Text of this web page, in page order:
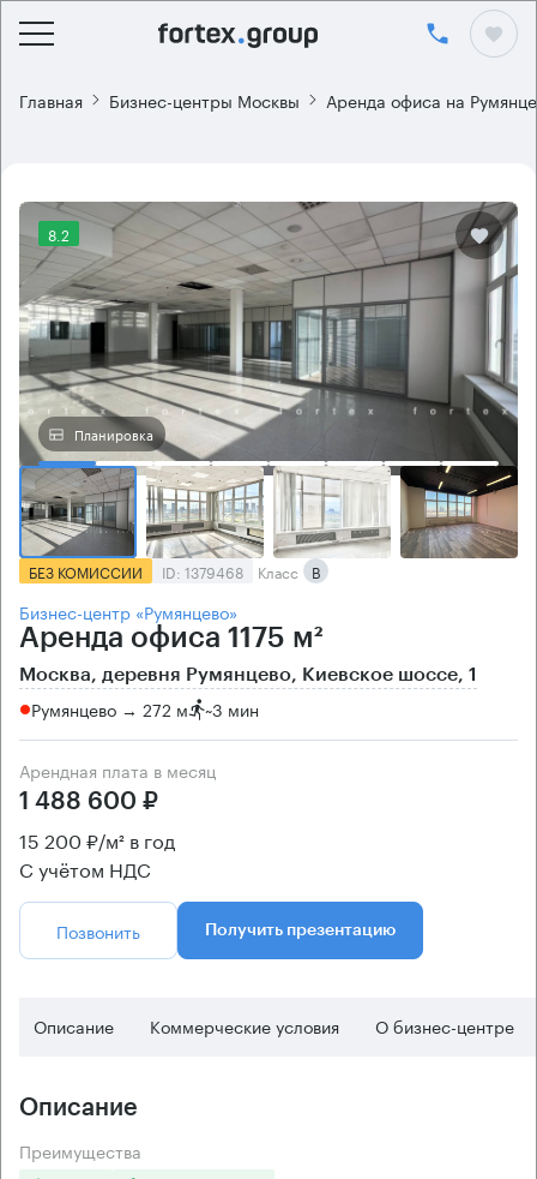
Главная Бизнес-центры Москвы Аренда офиса на
8.2
Планировка
БЕЗ КОМИССИИ ID: 1379468 Класс B
Бизнес-центр «Румянцево»
Аренда офиса 1175 м²
Москва, деревня Румянцево, Киевское шоссе, 1
Румянцево → 272 м ~3 мин
Арендная плата в месяц
1 488 600 ₽
15 200 ₽/м² в год
С учётом НДС
Позвонить Получить презентацию
Описание Коммерческие условия О бизнес-центре
Описание
Преимущества